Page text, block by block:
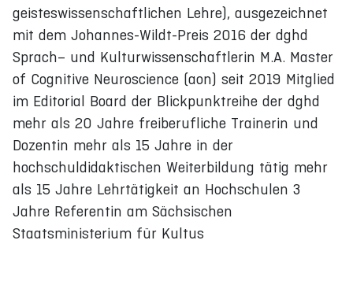
geisteswissenschaftlichen Lehre), ausgezeichnet
mit dem Johannes-Wildt-Preis 2016 der dghd
Sprach– und Kulturwissenschaftlerin M.A. Master
of Cognitive Neuroscience (aon) seit 2019 Mitglied
im Editorial Board der Blickpunktreihe der dghd
mehr als 20 Jahre freiberufliche Trainerin und
Dozentin mehr als 15 Jahre in der
hochschuldidaktischen Weiterbildung tätig mehr
als 15 Jahre Lehrtätigkeit an Hochschulen 3
Jahre Referentin am Sächsischen
Staatsministerium für Kultus